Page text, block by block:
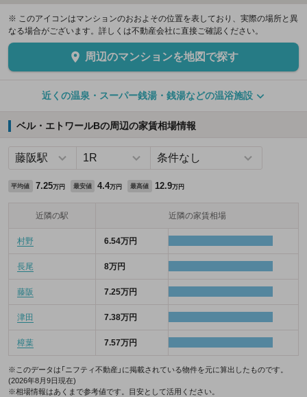
※ このアイコンはマンションのおおよその位置を表しており、実際の場所と異
なる場合がございます。詳しくは不動産会社に直接ご確認ください。
周辺のマンションを地図で探す
近くの温泉・スーパー銭湯・銭湯などの温浴施設
ベル・エトワールBの周辺の家賃相場情報
平均値 7.25万円 最安値 4.4万円 最高値 12.9万円
近隣の駅 近隣の家賃相場
村野 6.54万円
長尾 8万円
藤阪 7.25万円
津田 7.38万円
樟葉 7.57万円
※このデータは「ニフティ不動産」に掲載されている物件を元に算出したものです。
(2026年8月9日現在)
※相場情報はあくまで参考値です。目安として活用ください。